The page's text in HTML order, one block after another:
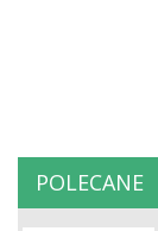
POLECANE